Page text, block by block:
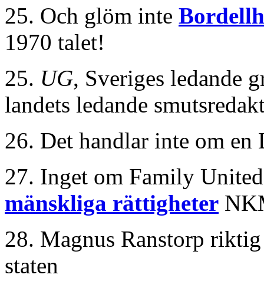
25. Och glöm inte
1970 talet!
25. UG, Sveriges ledande
landets ledande
26. Det handlar inte om
27. Inget om Family
mänskliga rättigheter
28. Magnus Ranstorp
staten